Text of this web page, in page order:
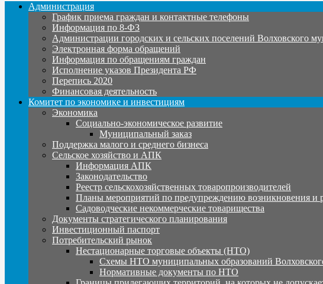
Администрация
График приема граждан и контактные телефоны
Информация по 8-ФЗ
Администрации городских и сельских поселений Волховского
Электронная форма обращений
Информация по обращениям граждан
Исполнение указов Президента РФ
Перепись 2020
Финансовая деятельность
Комитет по экономике и инвестициям
Экономика
Социально-экономическое развитие
Муниципальный заказ
Поддержка малого и среднего бизнеса
Сельское хозяйство и АПК
Информация АПК
Законодательство
Реестр сельскохозяйственных товаропроизводителей
Планы мероприятий по предупреждению возникновения
Садоводческие некоммерческие товарищества
Документы стратегического планирования
Инвестиционный паспорт
Потребительский рынок
Нестационарные торговые объекты (НТО)
Схемы НТО муниципальных образований
Нормативные документы по НТО